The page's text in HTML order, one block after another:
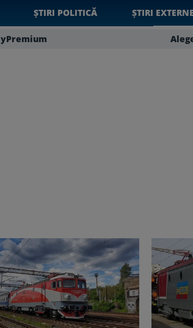
ȘTIRI POLITICĂ ȘTIRI EXTERNE